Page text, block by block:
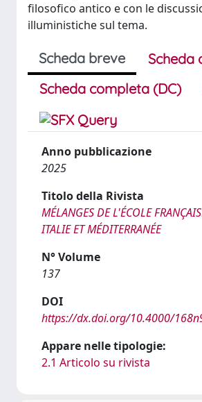
filosofico antico e con le
illuministiche sul tema.
Scheda breve
Scheda
Scheda completa (DC)
Anno pubblicazione
2025
Titolo della Rivista
MÉLANGES DE L'ÉCOLE
ITALIE ET MÉDITERRANÉE
N° Volume
137
DOI
https://dx.doi.org/10.4000/
Appare nelle tipologie:
2.1 Articolo su rivista